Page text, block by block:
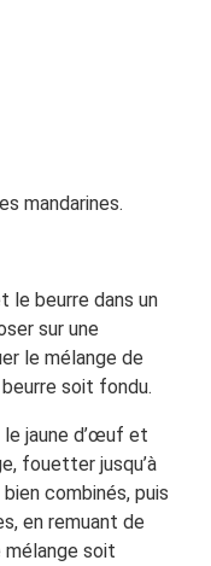
mandarines.
le beurre dans un
sur une
le mélange de
soit fondu.
jaune d’œuf et
fouetter jusqu’à
combinés, puis
en remuant de
mélange soit